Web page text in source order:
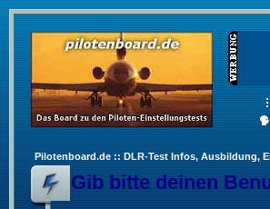
Pilotenboard.de :: DLR-Test Infos, Ausbildung,
Gib bitte deinen